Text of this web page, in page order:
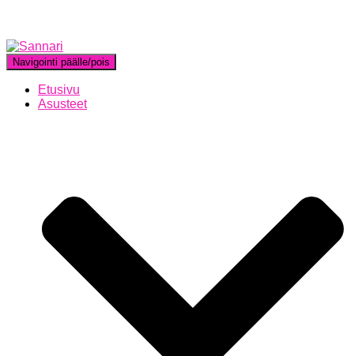
Navigointi päälle/pois
Etusivu
Asusteet